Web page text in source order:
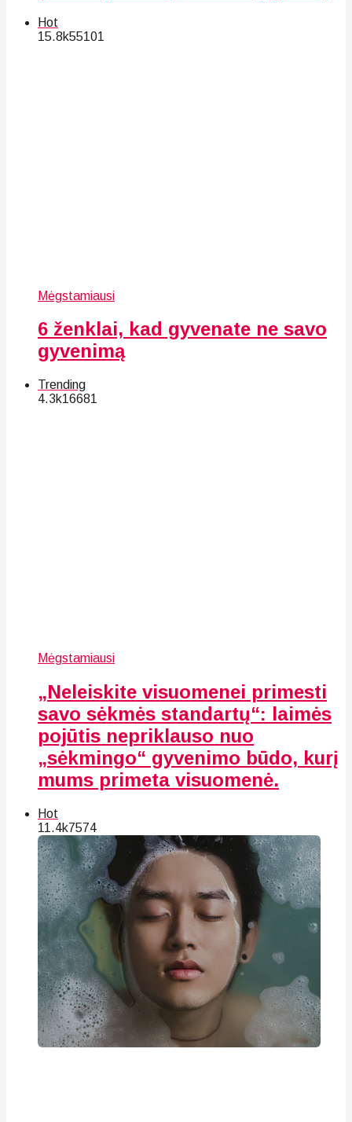
Hot
15.8k55101
Mėgstamiausi
6 ženklai, kad gyvenate ne savo
gyvenimą
Trending
4.3k16681
Mėgstamiausi
„Neleiskite visuomenei primesti
savo sėkmės standartų“: laimės
pojūtis nepriklauso nuo
„sėkmingo“ gyvenimo būdo, kurį
mums primeta visuomenė.
Hot
11.4k7574